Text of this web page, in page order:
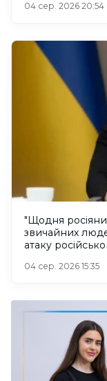
04 сер. 2026 20:54
"Щодня
звичайних
атаку
04 сер. 2026 15:35